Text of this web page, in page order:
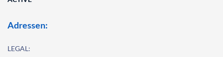
Adressen:
LEGAL: